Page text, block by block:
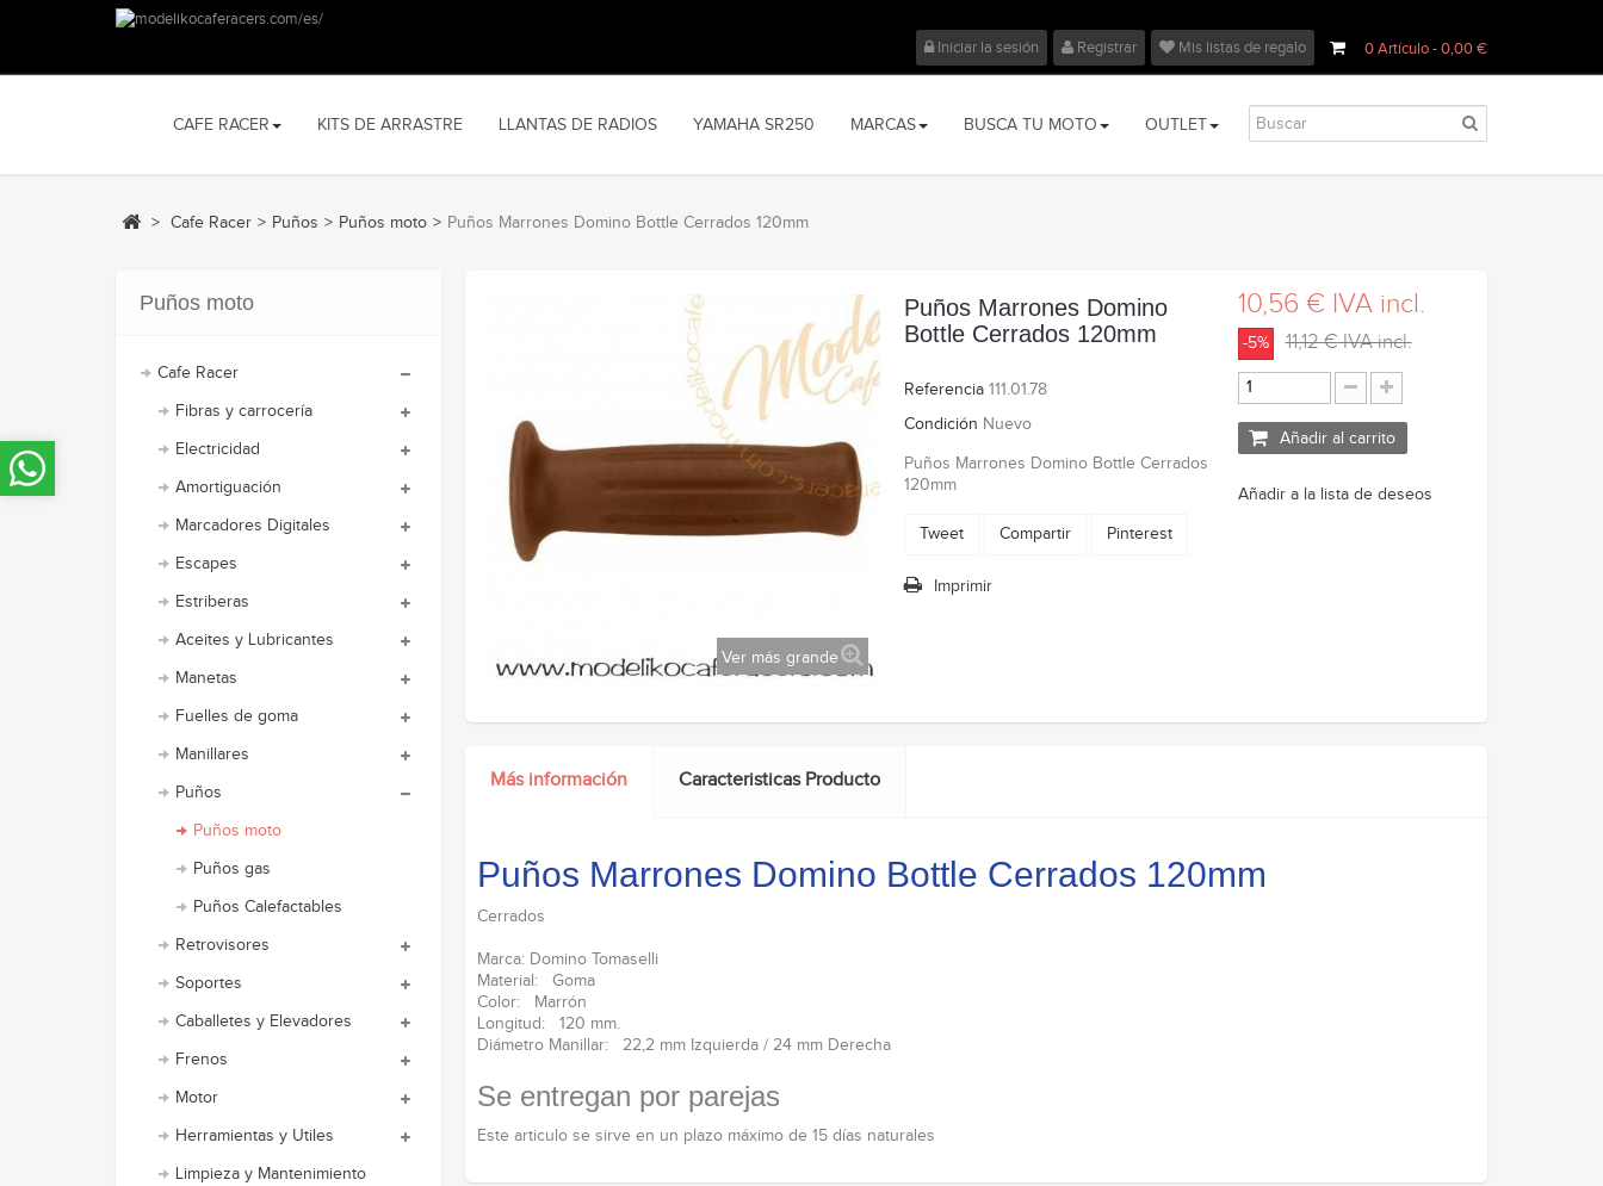
0Artículo- 0,00 €
Iniciar la sesión Registrar Mis listas de regalo
CAFE RACER KITS DE ARRASTRE LLANTAS DE RADIOS YAMAHA SR250 MARCAS BUSCA TU MOTO OUTLET
> Cafe Racer > Puños > Puños moto > Puños Marrones Domino Bottle Cerrados 120mm
Puños moto
Cafe Racer
Fibras y carrocería
Electricidad
Amortiguación
Marcadores Digitales
Escapes
Estriberas
Aceites y Lubricantes
Manetas
Fuelles de goma
Manillares
Puños
Puños moto
Puños gas
Puños Calefactables
Retrovisores
Soportes
Caballetes y Elevadores
Frenos
Motor
Herramientas y Utiles
Limpieza y Mantenimiento
Ver más grande
Puños Marrones Domino
Bottle Cerrados 120mm
Referencia 111.01.78
Condición Nuevo
Puños Marrones Domino Bottle Cerrados
120mm
Tweet Compartir Pinterest
Imprimir
10,56 € IVA incl.
-5% 11,12 €IVA incl.
Añadir al carrito
Añadir a la lista de deseos
Más información Caracteristicas Producto
Puños Marrones Domino Bottle Cerrados 120mm
Cerrados
Marca: Domino Tomaselli
Material: Goma
Color: Marrón
Longitud: 120 mm.
Diámetro Manillar: 22,2 mm Izquierda / 24 mm Derecha
Se entregan por parejas
Este articulo se sirve en un plazo máximo de 15 días naturales